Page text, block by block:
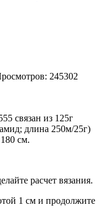
245302
связан из 125г
длина 250м/25г)
см.
расчет вязания.
1 см и продолжите